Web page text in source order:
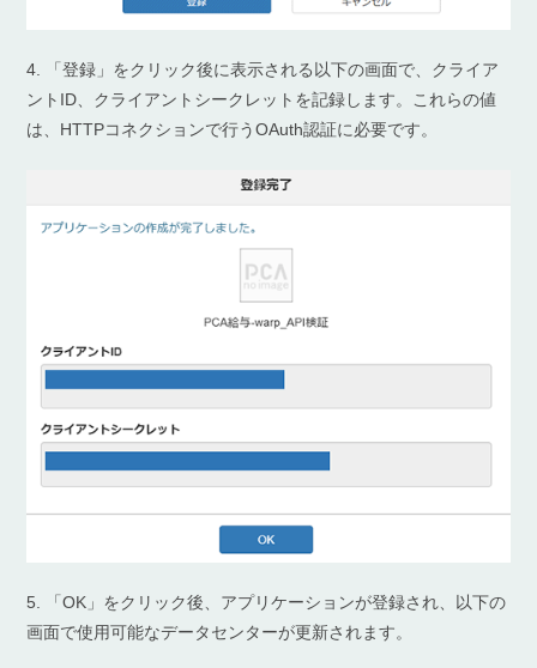
4. 「登録」をクリック後に表示される以下の画面で、クライア
ントID、クライアントシークレットを記録します。これらの値
は、HTTPコネクションで行うOAuth認証に必要です。
5. 「OK」をクリック後、アプリケーションが登録され、以下の
画面で使用可能なデータセンターが更新されます。